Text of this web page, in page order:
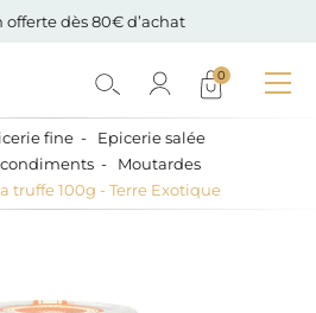
offerte dès 80€ d’achat
0
fine
Epicerie salée
condiments
Moutardes
truffe 100g - Terre Exotique